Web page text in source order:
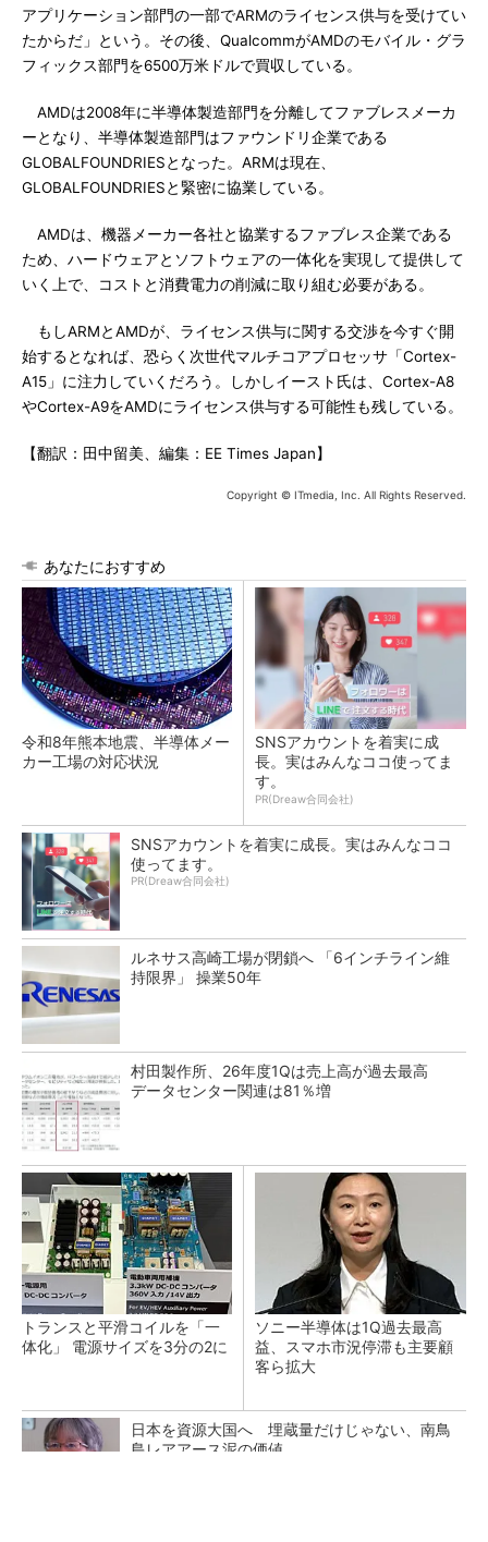
アプリケーション部門の一部でARMのライセンス供与を受けてい
たからだ」という。その後、QualcommがAMDのモバイル・グラ
フィックス部門を6500万米ドルで買収している。
AMDは2008年に半導体製造部門を分離してファブレスメーカ
ーとなり、半導体製造部門はファウンドリ企業である
GLOBALFOUNDRIESとなった。ARMは現在、
GLOBALFOUNDRIESと緊密に協業している。
AMDは、機器メーカー各社と協業するファブレス企業である
ため、ハードウェアとソフトウェアの一体化を実現して提供して
いく上で、コストと消費電力の削減に取り組む必要がある。
もしARMとAMDが、ライセンス供与に関する交渉を今すぐ開
始するとなれば、恐らく次世代マルチコアプロセッサ「Cortex-
A15」に注力していくだろう。しかしイースト氏は、Cortex-A8
やCortex-A9をAMDにライセンス供与する可能性も残している。
【翻訳：田中留美、編集：EE Times Japan】
Copyright © ITmedia, Inc. All Rights Reserved.
あなたにおすすめ
令和8年熊本地震、半導体メー
カー工場の対応状況
SNSアカウントを着実に成
長。実はみんなココ使ってま
す。
PR(Dreaw合同会社)
SNSアカウントを着実に成長。実はみんなココ
使ってます。
PR(Dreaw合同会社)
ルネサス高崎工場が閉鎖へ 「6インチライン維
持限界」 操業50年
村田製作所、26年度1Qは売上高が過去最高
データセンター関連は81％増
トランスと平滑コイルを「一
体化」 電源サイズを3分の2に
ソニー半導体は1Q過去最高
益、スマホ市況停滞も主要顧
客ら拡大
日本を資源大国へ 埋蔵量だけじゃない、南鳥
島レアアース泥の価値